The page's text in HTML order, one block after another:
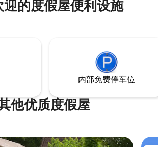
）的
全景，靠近河流及其游泳场所。 非常
的度假屋便利设施
内部免费停车位
他优质度假屋